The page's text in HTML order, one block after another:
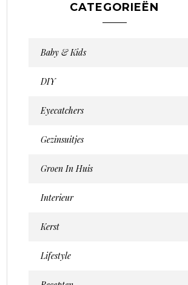
CATEGORIEËN
Baby & Kids
DIY
Eyecatchers
Gezinsuitjes
Groen In Huis
Interieur
Kerst
Lifestyle